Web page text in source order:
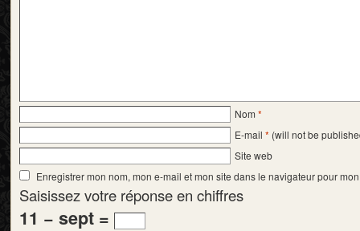
Nom *
E-mail * (will not be
Site web
Enregistrer mon nom, mon e-mail et mon site dans le navigateur pour
Saisissez votre réponse en chiffres
11 − sept =